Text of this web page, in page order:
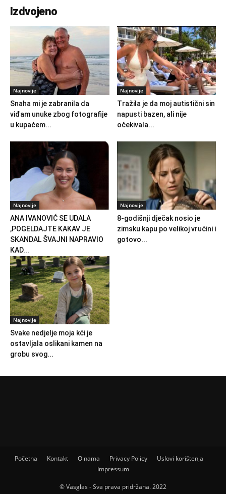
Izdvojeno
Najnovije
Snaha mi je zabranila da
viđam unuke zbog fotografije
u kupaćem...
Najnovije
Tražila je da moj autistični sin
napusti bazen, ali nije
očekivala...
Najnovije
ANA IVANOVIĆ SE UDALA
,POGELDAJTE KAKAV JE
SKANDAL ŠVAJNI NAPRAVIO
KAD...
Najnovije
8-godišnji dječak nosio je
zimsku kapu po velikoj vrućini i
gotovo...
Najnovije
Svake nedjelje moja kći je
ostavljala oslikani kamen na
grobu svog...
Početna Kontakt O nama Privacy Policy
Uslovi korištenja
Impressum
© Vasglas - Sva prava pridržana. 2022